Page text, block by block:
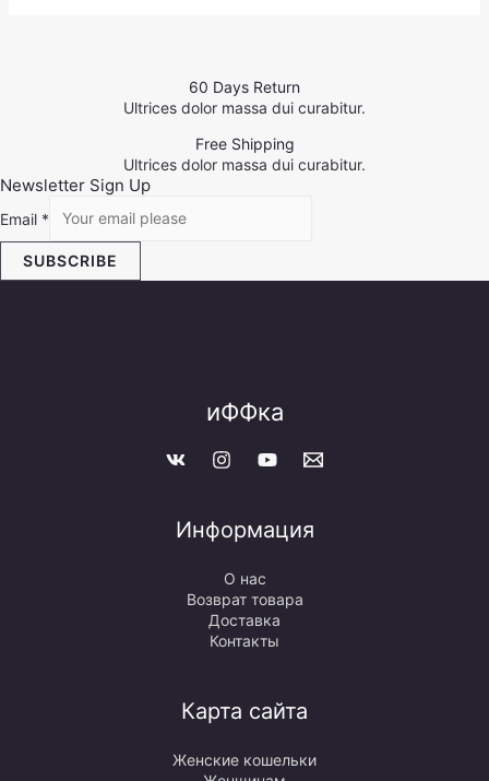
60 Days Return
Ultrices dolor massa dui curabitur.
Free Shipping
Ultrices dolor massa dui curabitur.
Newsletter Sign Up
Email *
SUBSCRIBE
иФФка
Информация
О нас
Возврат товара
Доставка
Контакты
Карта сайта
Женские кошельки